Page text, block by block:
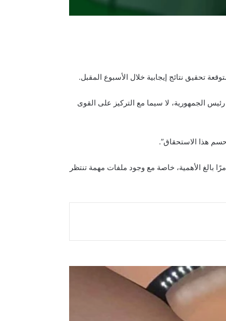
تحقيق نتائج إيجابية خلال الأسبوع المقبل.
الجمهورية، لا سيما مع التركيز على القوى
هذا الاستحقاق”.
بالغ الأهمية، خاصة مع وجود ملفات مهمة تنتظر